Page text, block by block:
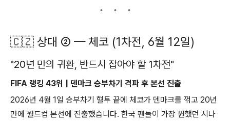
🇨🇿 상대 ② — 체코 (1차전, 6월 12일)
"20년 만의 귀환, 반드시 잡아야 할 1차전"
FIFA 랭킹 43위 | 덴마크 승부차기 격파 후 본선 진출
2026년 4월 1일 승부차기 혈투 끝에 체코가 덴마크를 꺾고 20년
만에 월드컵 본선에 진출했습니다. 한국 팬들이 가장 원했던 시나